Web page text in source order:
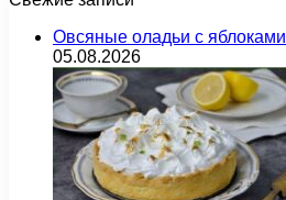
Овсяные оладьи с яблоками
05.08.2026